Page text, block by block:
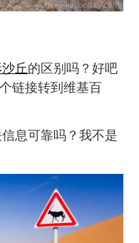
丘的区别吗？好吧
链接转到维基百
息可靠吗？我不是